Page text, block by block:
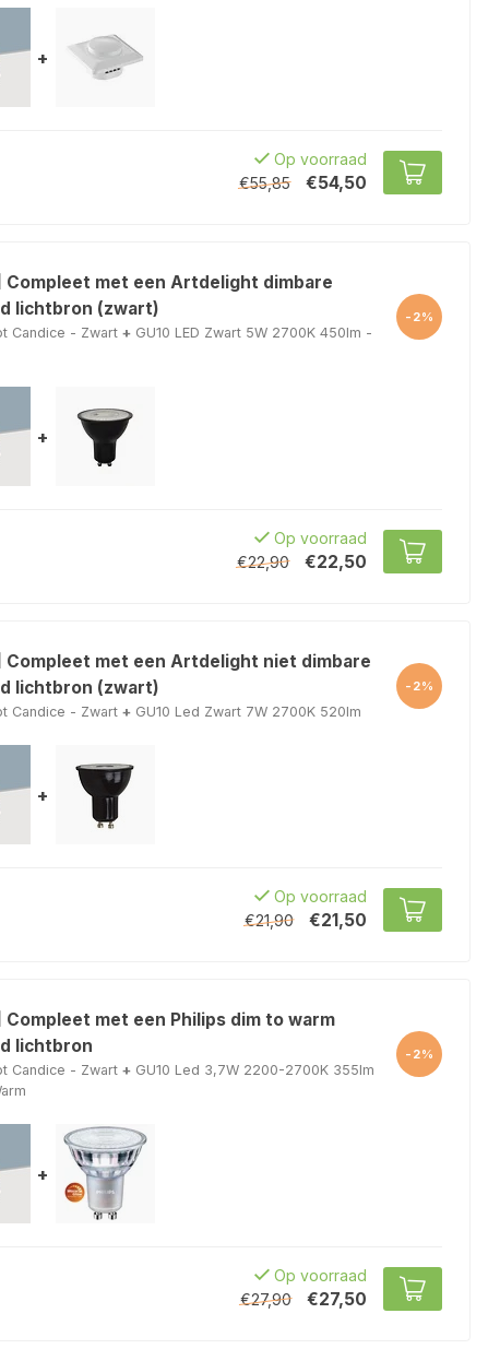
+
Op voorraad
€55,85
€54,50
Compleet met een Artdelight dimbare
lichtbron (zwart)
Candice - Zwart + GU10 LED Zwart 5W 2700K 450lm -
-2%
+
Op voorraad
€22,90
€22,50
Compleet met een Artdelight niet dimbare
lichtbron (zwart)
Candice - Zwart + GU10 Led Zwart 7W 2700K 520lm
-2%
+
Op voorraad
€21,90
€21,50
Compleet met een Philips dim to warm
lichtbron
Candice - Zwart + GU10 Led 3,7W 2200-2700K 355lm
-2%
+
Op voorraad
€27,90
€27,50